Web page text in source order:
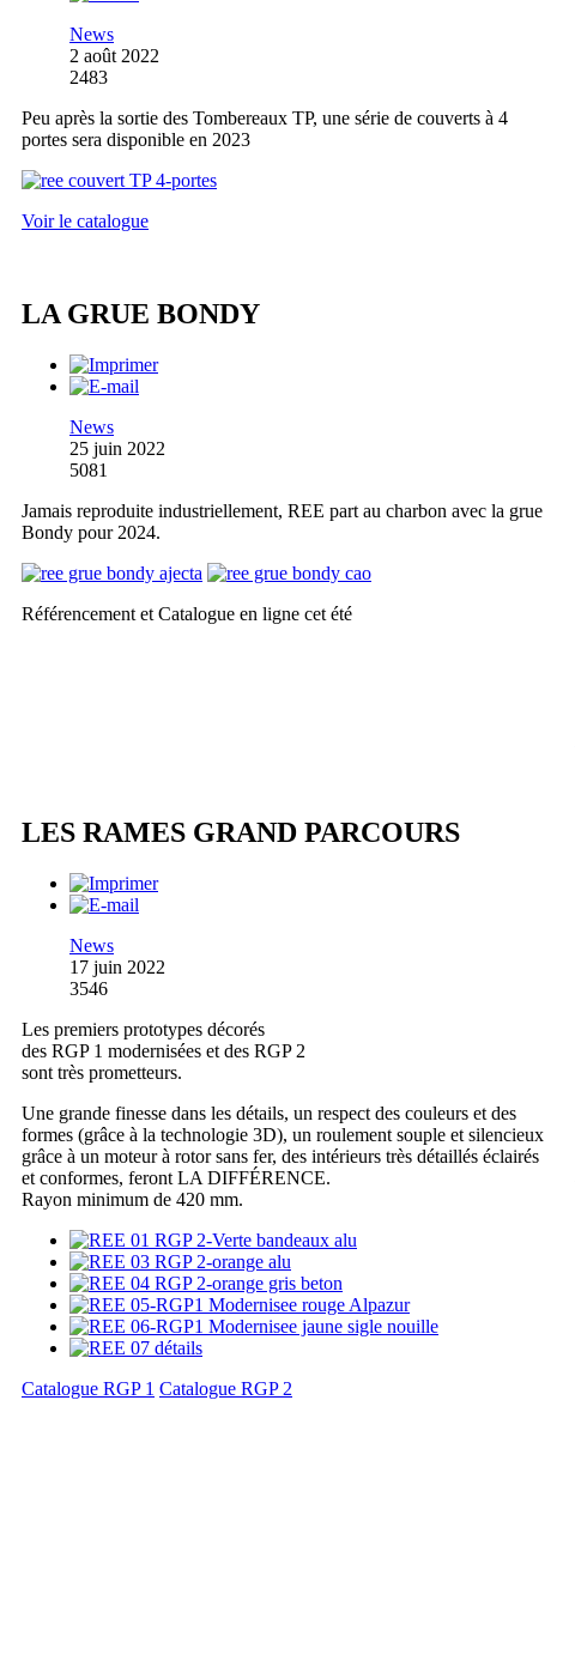
News
2 août 2022
2483
Peu après la sortie des Tombereaux TP, une série de couverts à 4
portes sera disponible en 2023
Voir le catalogue
LA GRUE BONDY
News
25 juin 2022
5081
Jamais reproduite industriellement, REE part au charbon avec la grue
Bondy pour 2024.
Référencement et Catalogue en ligne cet été
LES RAMES GRAND PARCOURS
News
17 juin 2022
3546
Les premiers prototypes décorés
des RGP 1 modernisées et des RGP 2
sont très prometteurs.
Une grande finesse dans les détails, un respect des couleurs et des
formes (grâce à la technologie 3D), un roulement souple et silencieux
grâce à un moteur à rotor sans fer, des intérieurs très détaillés éclairés
et conformes, feront LA DIFFÉRENCE.
Rayon minimum de 420 mm.
Catalogue RGP 1 Catalogue RGP 2